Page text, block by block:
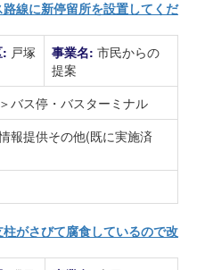
線に新停留所を設置してくだ
: 戸塚
事業名: 市民からの
提案
バス停・バスターミナル
報提供その他(既に実施済
がさびて腐食しているので改